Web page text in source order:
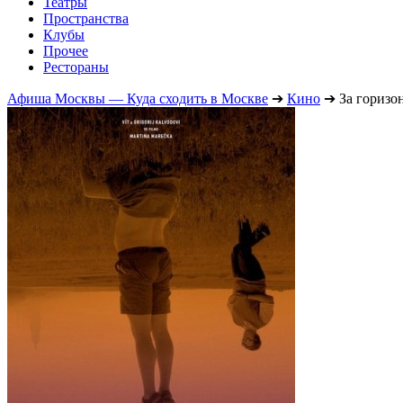
Пространства
Клубы
Прочее
Рестораны
Афиша Москвы — Куда сходить в Москве ➔ Кино ➔ За